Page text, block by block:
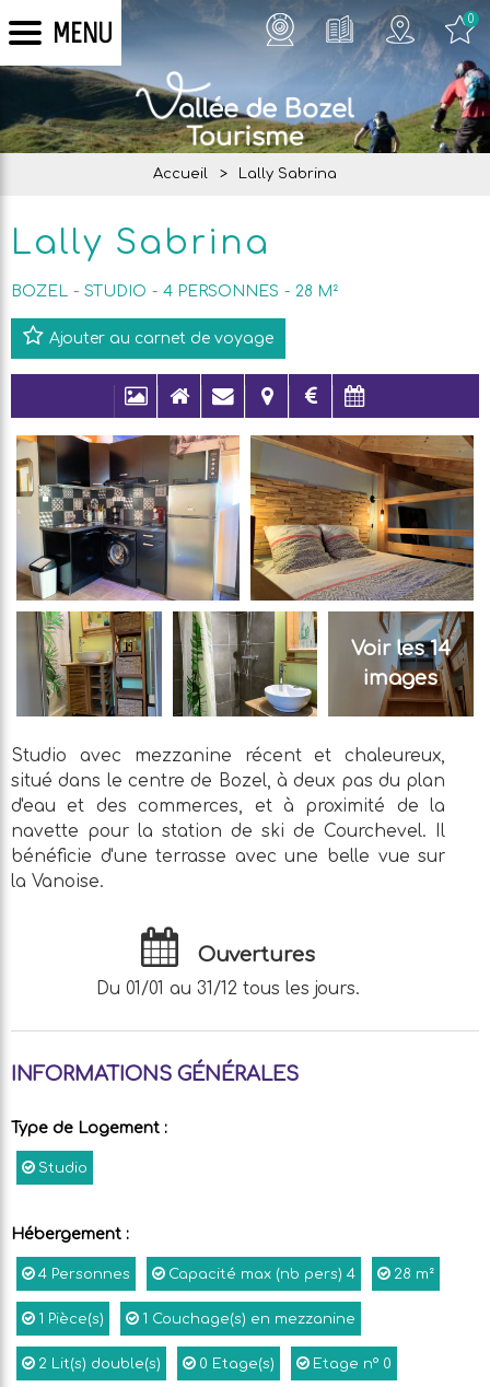
MENU 0
Accueil > Lally Sabrina
Lally Sabrina
BOZEL STUDIO 4 PERSONNES 28 M²
Ajouter au carnet de voyage
Voir les 14
images
Studio avec mezzanine récent et chaleureux,
situé dans le centre de Bozel, à deux pas du plan
d'eau et des commerces, et à proximité de la
navette pour la station de ski de Courchevel. Il
bénéficie d'une terrasse avec une belle vue sur
la Vanoise.
Ouvertures
Du 01/01 au 31/12 tous les jours.
INFORMATIONS GÉNÉRALES
Type de Logement :
Studio
Hébergement :
4 Personnes Capacité max (nb pers) 4 28 m²
1 Pièce(s) 1 Couchage(s) en mezzanine
2 Lit(s) double(s) 0 Etage(s) Etage n° 0